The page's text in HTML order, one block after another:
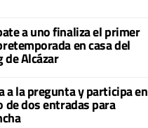
a uno finaliza el primer
en casa del
Alcázar
a la pregunta y participa en
de dos entradas para